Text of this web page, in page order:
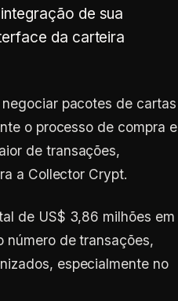
de sua
da carteira
pacotes de cartas
o processo de compra e
de transações,
a Collector Crypt.
de US$ 3,86 milhões em
número de transações,
especialmente no